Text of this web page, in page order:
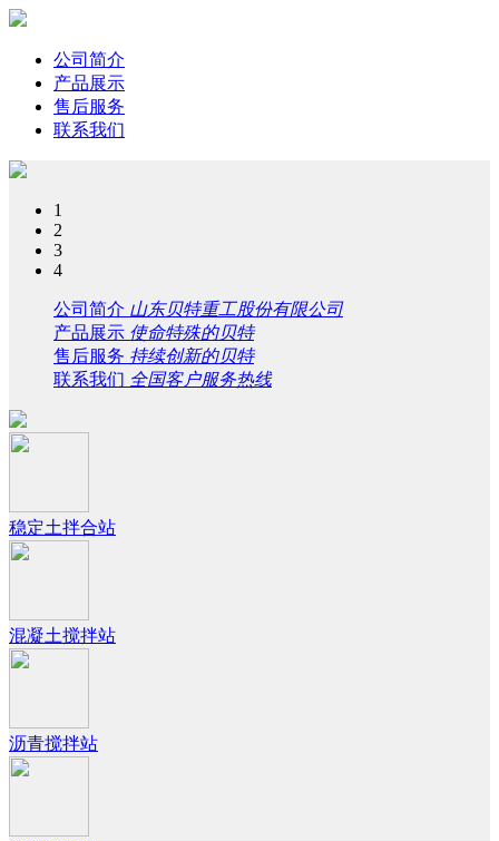
公司简介
产品展示
售后服务
联系我们
1
2
3
4
公司简介 山东贝特重工股份有限公司
产品展示 使命特殊的贝特
售后服务 持续创新的贝特
联系我们 全国客户服务热线
稳定土拌合站
混凝土搅拌站
沥青搅拌站